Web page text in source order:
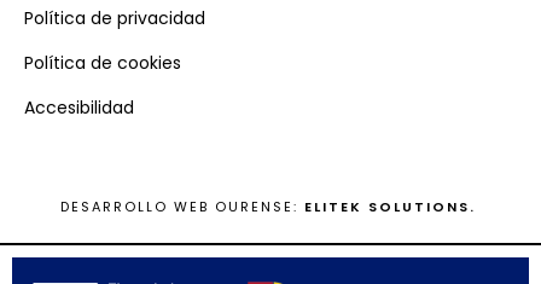
Política de privacidad
Política de cookies
Accesibilidad
DESARROLLO WEB OURENSE: ELITEK SOLUTIONS.